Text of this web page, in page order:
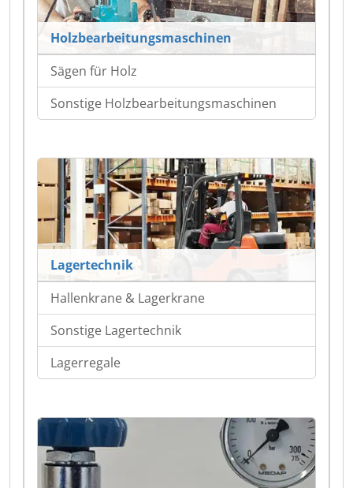
Holzbearbeitungsmaschinen
Sägen für Holz
Sonstige Holzbearbeitungsmaschinen
Lagertechnik
Hallenkrane & Lagerkrane
Sonstige Lagertechnik
Lagerregale